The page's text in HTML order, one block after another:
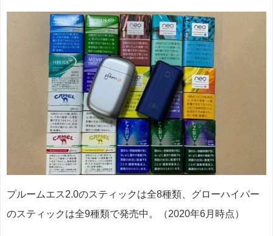
プルームエス2.0のスティックは全8種類、グローハイパー
のスティックは全9種類で発売中。（2020年6月時点）